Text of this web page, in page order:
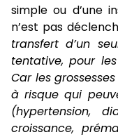
simple ou d’une
n’est pas
transfert d’un
tentative, pour
Car les
à risque qui
(hypertension,
croissance,